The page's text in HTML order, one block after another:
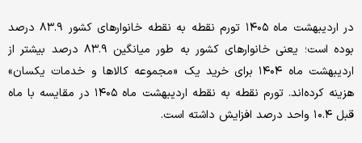
در اردیبهشت ماه ۱۴۰۵ تورم نقطه به نقطه خانوار‌های کشور ۸۳.۹ درصد
بوده است؛ یعنی خانوار‌های کشور به طور میانگین ۸۳.۹ درصد بیشتر از
اردیبهشت ماه ۱۴۰۴ برای خرید یک «مجموعه کالا‌ها و خدمات یکسان»
هزینه کرده‌اند. تورم نقطه به نقطه اردیبهشت ماه ۱۴۰۵ در مقایسه با ماه
قبل ۱۰.۴ واحد درصد افزایش داشته است.